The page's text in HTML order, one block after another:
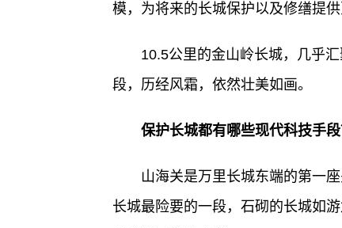
模，为将来的长城保护以及修缮提供
10.5公里的金山岭长城，几乎
段，历经风霜，依然壮美如画。
保护长城都有哪些现代科技手段
山海关是万里长城东端的第一
长城最险要的一段，石砌的长城如